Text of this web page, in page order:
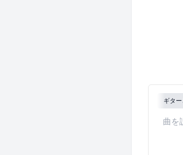
ギタ